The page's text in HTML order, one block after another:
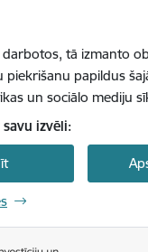
darbotos, tā izmanto
piekrišanu papildus
un sociālo mediju
izvēli: